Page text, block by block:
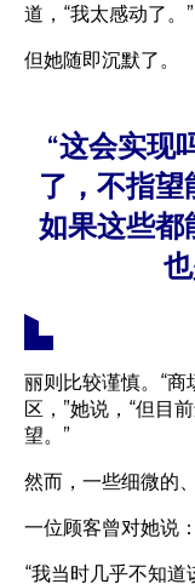
道，“我太感动了。”
但她随即沉默了。
“这会实现
了，不指
如果这些都
丽则比较谨慎。“
区，”她说，“但目
望。”
然而，一些细微的
一位顾客曾对她说
“我当时几乎不知道